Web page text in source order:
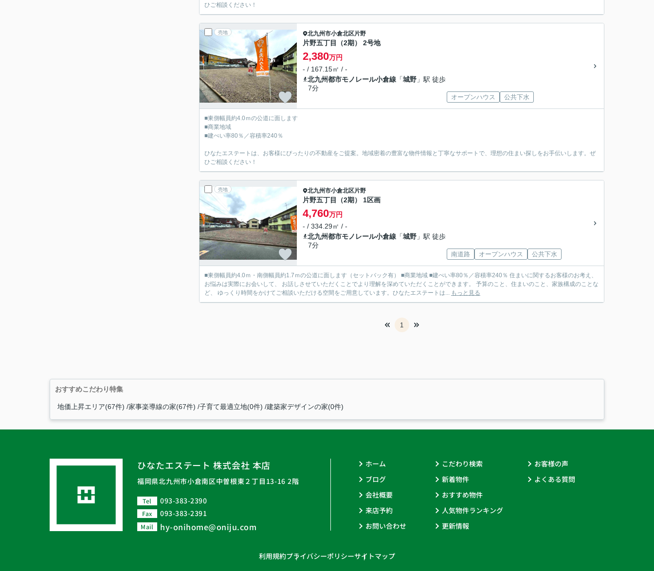
ひご相談ください！
売地 北九州市小倉北区片野
片野五丁目（2期） 2号地
2,380万円
- / 167.15㎡ / -
北九州都市モノレール小倉線 「城野 」駅 徒歩
7分
オープンハウス 公共下水
■東側幅員約4.0ｍの公道に面します
■商業地域
■建ぺい率80％／容積率240％
ひなたエステートは、お客様にぴったりの不動産をご提案。地域密着の豊富な物件情報と丁寧なサポートで、理想の住まい探しをお手伝いします。ぜ
ひご相談ください！
売地 北九州市小倉北区片野
片野五丁目（2期） 1区画
4,760万円
- / 334.29㎡ / -
北九州都市モノレール小倉線 「城野 」駅 徒歩
7分
南道路 オープンハウス 公共下水
■東側幅員約4.0ｍ・南側幅員約1.7ｍの公道に面します（セットバック有） ■商業地域 ■建ぺい率80％／容積率240％ 住まいに関するお客様のお考え、
お悩みは実際にお会いして、 お話しさせていただくことでより理解を深めていただくことができます。 予算のこと、住まいのこと、家族構成のことな
ど、 ゆっくり時間をかけてご相談いただける空間をご用意しています。ひなたエステートは... もっと見る
1
おすすめこだわり特集
地価上昇エリア(67件) 家事楽導線の家(67件) 子育て最適立地(0件) 建築家デザインの家(0件)
ひなたエステート 株式会社 本店
福岡県北九州市小倉南区中曽根東２丁目13-16 2階
Tel 093-383-2390
Fax 093-383-2391
Mail hy-onihome@oniju.com
ホーム
ブログ
会社概要
来店予約
お問い合わせ
こだわり検索
新着物件
おすすめ物件
人気物件ランキング
更新情報
お客様の声
よくある質問
利用規約プライバシーポリシーサイトマップ